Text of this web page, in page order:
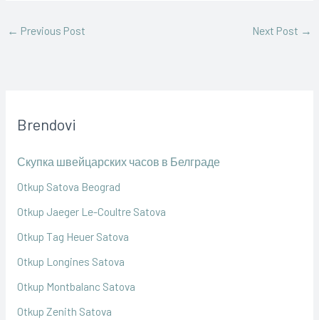
← Previous Post Next Post →
Brendovi
Скупка швейцарских часов в Белграде
Otkup Satova Beograd
Otkup Jaeger Le-Coultre Satova
Otkup Tag Heuer Satova
Otkup Longines Satova
Otkup Montbalanc Satova
Otkup Zenith Satova